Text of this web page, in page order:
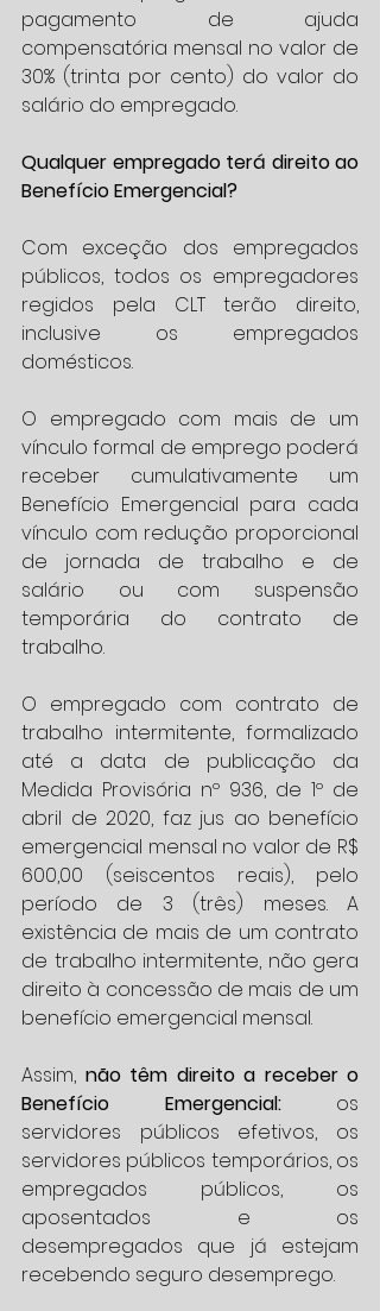
pagamento de ajuda
compensatória mensal no valor de
30% (trinta por cento) do valor do
salário do empregado.
Qualquer empregado terá direito ao
Benefício Emergencial?
Com exceção dos empregados
públicos, todos os empregadores
regidos pela CLT terão direito,
inclusive os empregados
domésticos.
O empregado com mais de um
vínculo formal de emprego poderá
receber cumulativamente um
Benefício Emergencial para cada
vínculo com redução proporcional
de jornada de trabalho e de
salário ou com suspensão
temporária do contrato de
trabalho.
O empregado com contrato de
trabalho intermitente, formalizado
até a data de publicação da
Medida Provisória nº 936, de 1º de
abril de 2020, faz jus ao benefício
emergencial mensal no valor de R$
600,00 (seiscentos reais), pelo
período de 3 (três) meses. A
existência de mais de um contrato
de trabalho intermitente, não gera
direito à concessão de mais de um
benefício emergencial mensal.
Assim, não têm direito a receber o
Benefício Emergencial: os
servidores públicos efetivos, os
servidores públicos temporários, os
empregados públicos, os
aposentados e os
desempregados que já estejam
recebendo seguro desemprego.